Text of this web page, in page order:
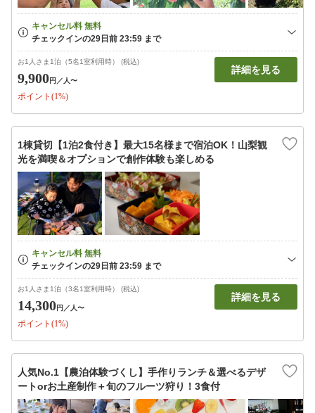
お1人さま1泊（5名1室利用時） (税込)
9,900円 ／人〜
ポイント(1%)
詳細を見る
1棟貸切【1泊2食付き】最大15名様まで宿泊OK！山梨観
光を満喫＆オプションで創作体験も楽しめる
お1人さま1泊（3名1室利用時） (税込)
14,300円 ／人〜
ポイント(1%)
詳細を見る
人気No.1【農泊体験づくし】手作りランチ＆選べるデザ
ートorお土産制作＋旬のフルーツ狩り！3食付